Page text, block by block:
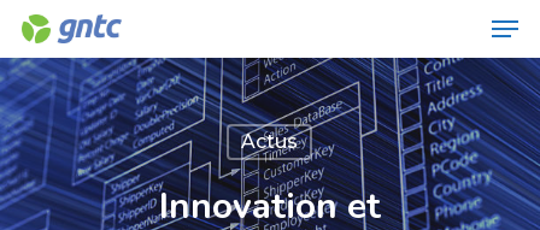
Skip
main
content
Actus
Innovation et
Close
Menu